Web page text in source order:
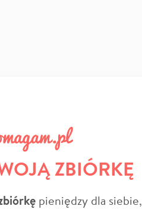
ZBIÓRKĘ
pieniędzy dla siebie,